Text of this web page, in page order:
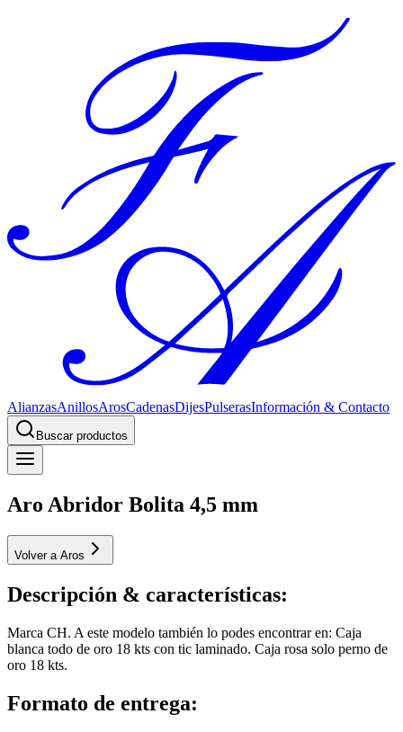
AlianzasAnillosArosCadenasDijesPulserasInformación & Contacto
Buscar productos
Aro Abridor Bolita 4,5 mm
Volver a Aros
Descripción & características:
Marca CH. A este modelo también lo podes encontrar en: Caja
blanca todo de oro 18 kts con tic laminado. Caja rosa solo perno de
oro 18 kts.
Formato de entrega: